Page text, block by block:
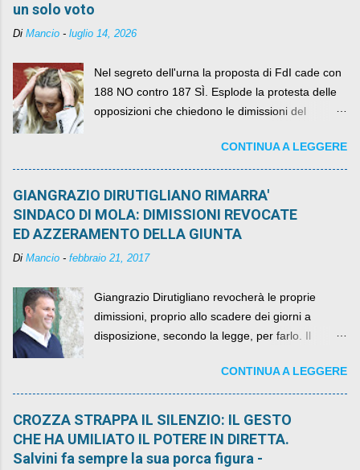
un solo voto
Di Mancio - luglio 14, 2026
Nel segreto dell'urna la proposta di FdI cade con
188 NO contro 187 SÌ. Esplode la protesta delle
opposizioni che chiedono le dimissioni del
CONTINUA A LEGGERE
GIANGRAZIO DIRUTIGLIANO RIMARRA'
SINDACO DI MOLA: DIMISSIONI REVOCATE
ED AZZERAMENTO DELLA GIUNTA
Di Mancio - febbraio 21, 2017
Giangrazio Dirutigliano revocherà le proprie
dimissioni, proprio allo scadere dei giorni a
disposizione, secondo la legge, per farlo. Il
quelli che si auspicavano il contrario.CONTINUA A LEGGERE
CROZZA STRAPPA IL SILENZIO: IL GESTO
CHE HA UMILIATO IL POTERE IN DIRETTA.
Salvini fa sempre la sua porca figura -